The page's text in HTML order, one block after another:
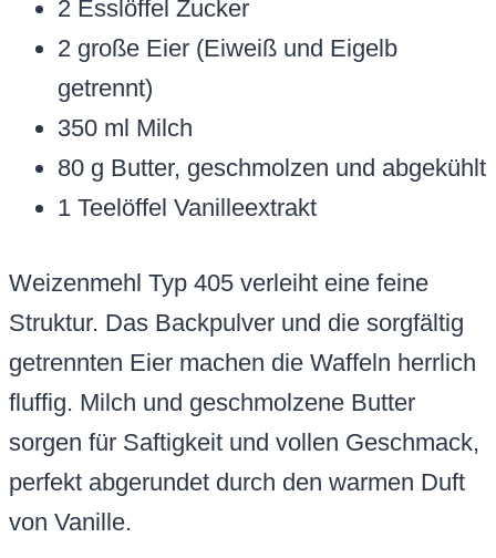
2 Esslöffel Zucker
2 große Eier (Eiweiß und Eigelb
getrennt)
350 ml Milch
80 g Butter, geschmolzen und abgekühlt
1 Teelöffel Vanilleextrakt
Weizenmehl Typ 405 verleiht eine feine
Struktur. Das Backpulver und die sorgfältig
getrennten Eier machen die Waffeln herrlich
fluffig. Milch und geschmolzene Butter
sorgen für Saftigkeit und vollen Geschmack,
perfekt abgerundet durch den warmen Duft
von Vanille.